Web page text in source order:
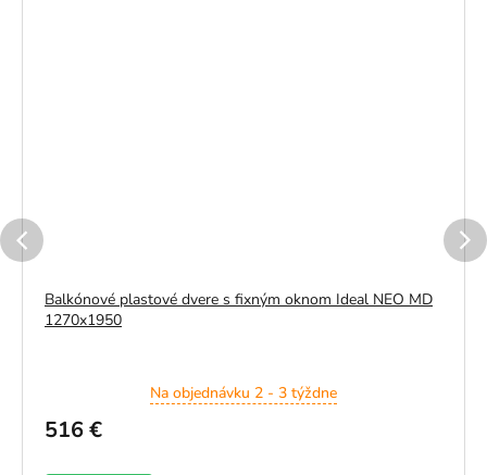
Balkónové plastové dvere s fixným oknom Ideal NEO MD
1270x1950
Na objednávku 2 - 3 týždne
516 €